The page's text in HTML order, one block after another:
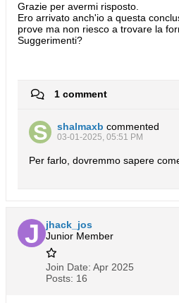
Grazie per avermi risposto.
Ero arrivato anch'io a questa
prove ma non riesco a trovare la
Suggerimenti?
1 comment
shalmaxb commented
03-01-2025, 05:51 PM
Per farlo, dovremmo sapere
jhack_jos
Junior Member
Join Date: Apr 2025
Posts: 16